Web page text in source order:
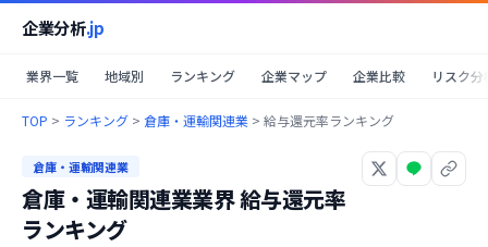
企業分析.jp
業界一覧 地域別 ランキング 企業マップ 企業比較 リスク分
TOP > ランキング > 倉庫・運輸関連業 > 給与還元率ランキング
倉庫・運輸関連業
倉庫・運輸関連業業界給与還元率
ランキング